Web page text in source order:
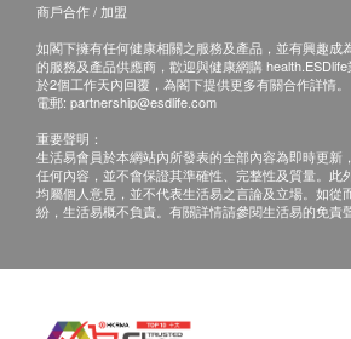
備註
如果客戶已完成電話或面解服
另外收取$300解析報告費。
客戶若體檢後3個月內不提取報
作銷毀處理及不會存底，額外
政費(另議)。
客人需自行承擔郵寄報告之風險
撰寫醫生轉介信，將作額外收費
商戶合作 / 加盟
如閣下擁有任何健康相關之服務及產品，並有興趣成
的服務及產品供應商，歡迎與健康網購
於2個工作天內回覆，為閣下提供更多有關合作詳情。
電郵: partnership@esdlife.com
重要聲明：
生活易會員於本網站內所發表的全部內容為即時更新
任何內容，並不會保證其準確性、完整性及質量。此
均屬個人意見，並不代表生活易之言論及立場。如從
紛，生活易概不負責。有關詳情請參閱生活易的免責聲